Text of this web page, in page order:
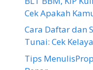
Cek Apakah
Cara Daftar dan
Tunai: Cek
Tips